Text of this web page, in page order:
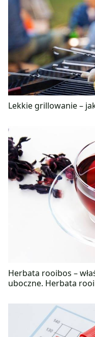
Lekkie grillowanie –
Herbata rooibos –
uboczne. Herbata